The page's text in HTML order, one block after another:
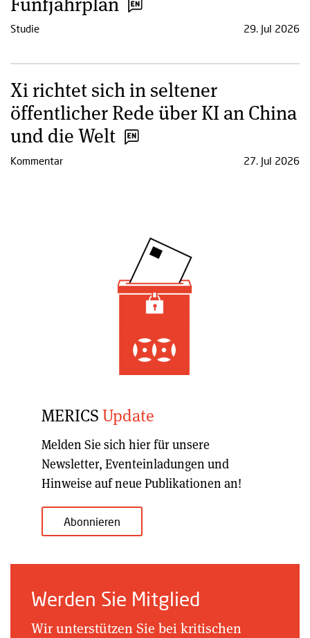
Studie 29. Jul 2026
Xi richtet sich in seltener
öffentlicher Rede über KI an China
und die Welt
Kommentar 27. Jul 2026
MERICSUpdate
Melden Sie sich hier für unsere
Newsletter, Eventeinladungen und
Hinweise auf neue Publikationen an!
Abonnieren
Werden Sie Mitglied
Wir unterstützen Sie bei kritischen